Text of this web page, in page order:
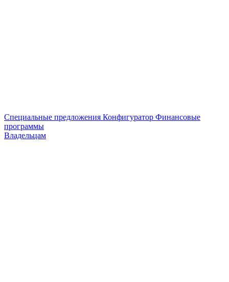
Специальные предложения Конфигуратор Финансовые
программы
Владельцам